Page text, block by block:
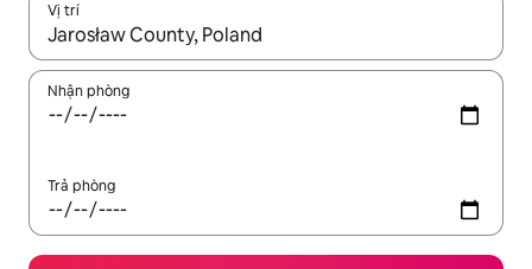
Vị trí
Khi có kết quả, hãy điều hướng bằng phím mũi tên lên và
Nhận phòng
Trả phòng